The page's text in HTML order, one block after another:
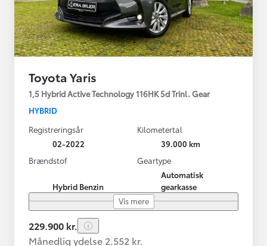
Toyota Yaris
1,5 Hybrid Active Technology 116HK 5d Trinl. Gear
HYBRID
Registreringsår
02-2022
Kilometertal
39.000 km
Brændstof
Hybrid Benzin
Geartype
Automatisk
gearkasse
Vis mere
229.900 kr.
Månedlig ydelse 2.552 kr.